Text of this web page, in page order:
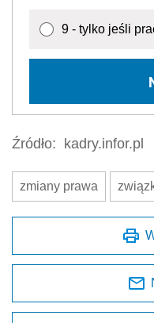
9 - tylko jeśli
Źródło: kadry.infor.pl
zmiany prawa